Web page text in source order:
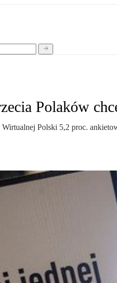
Polaków
Polski 5,2 proc.